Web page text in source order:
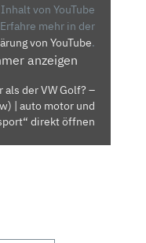
von YouTube
Erfahre mehr in der
von YouTube.
anzeigen
als der VW Golf? –
| auto motor und
direkt öffnen